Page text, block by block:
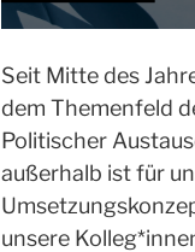
Seit Mitte des
dem Themenfeld
Politischer
außerhalb ist für
unsere